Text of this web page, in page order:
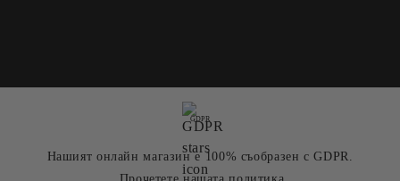
GDPR
Нашият онлайн магазин е 100% съобразен с GDPR.